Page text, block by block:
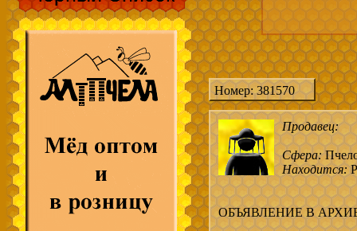
Номер: 381570
Продавец:
Сфера:
Находится:
ОБЪЯВЛЕНИЕ В